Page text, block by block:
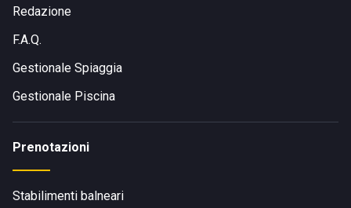
Redazione
F.A.Q.
Gestionale Spiaggia
Gestionale Piscina
Prenotazioni
Stabilimenti balneari